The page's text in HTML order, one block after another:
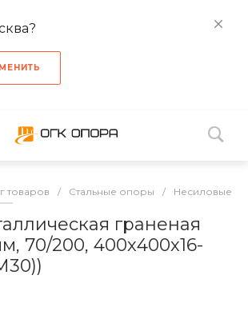
товаров / Стальные опоры / Несиловые
граненая
70/200, 400х400х16-